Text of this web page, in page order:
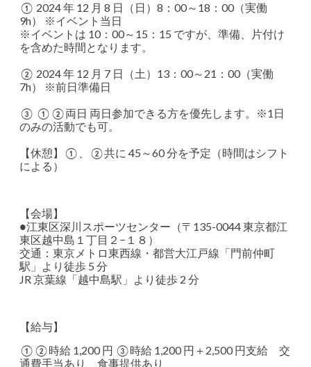
① 2024 年 12 月 8 日（日）8：00～18：00（実働
9h） ※イベント当日
※イベントは 10：00～15：15 ですが、準備、片付け
を含めた時間となります。
② 2024 年 12 月 7 日（土）13：00～21：00（実働
7h） ※前日準備日
③ ①②両日 両日参加できる⽅を優先します。※1日
のみの活動でも可。
【休憩】①、②共に 45～60 分を予定（時間はシフト
による）
【会場】
●江東区深川スポーツセンター（〒135-0044 東京都江
東区越中島１丁目２−１８）
交通：東京メトロ東西線・都営大江戸線「門前仲町
駅」より徒歩 5 分
JR 京葉線「越中島駅」より徒歩 2 分
【給与】
①②時給 1,200 円 ③時給 1,200 円＋2,500 円支給 交
通費手当あり 食事提供あり